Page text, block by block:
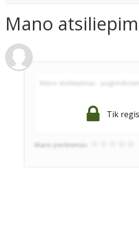
Mano
Tik
Mano įvertinimas: